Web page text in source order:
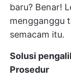
baru? Benar!
mengganggu
semacam itu.
Solusi
Prosedur